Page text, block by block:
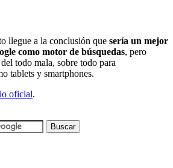
llegue a la conclusión que sería un mejor
como motor de búsquedas, pero
todo mala, sobre todo para
tablets y smartphones.
oficial.